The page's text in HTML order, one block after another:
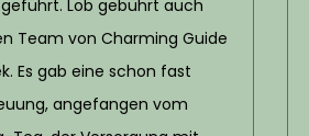
Lob gebührt auch
Team von Charming Guide
Es gab eine schon fast
angefangen vom